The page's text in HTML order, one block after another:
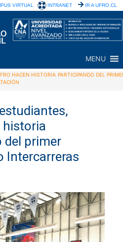
VIRTUAL INTRANET IR A UFRO.CL
MENU
HACEN HISTORIA PARTICIPANDO DEL
historia
del primer
Intercarreras